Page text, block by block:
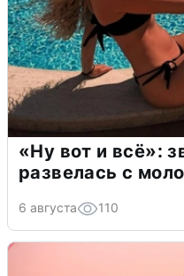
«Ну вот и всё»:
развелась с
6 августа 110